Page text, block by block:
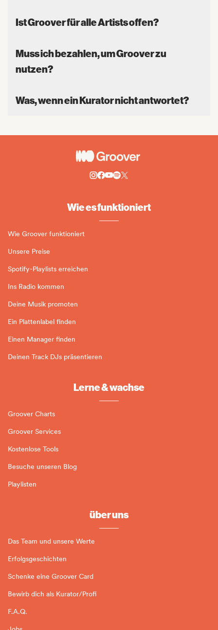
Ist Groover für alle Artists offen?
Muss ich bezahlen, um Groover zu
nutzen?
Was, wenn ein Kurator nicht antwortet?
Wie es funktioniert
Wie Groover funktioniert
Unsere Preise
Spotify-Playlists erreichen
Ins Radio kommen
Deine Musik promoten
Ein Plattenlabel finden
Einen Manager finden
Deinen Track DJs präsentieren
Lerne & wachse
Groover Charts
Groover Services
Kostenlose Tools
Besuche unseren Blog
Playlisten
über uns
Das Team und unsere Werte
Erfolgsgeschichten
Schenke eine Groover Card
Bewirb dich als Kurator/Profi
F.A.Q.